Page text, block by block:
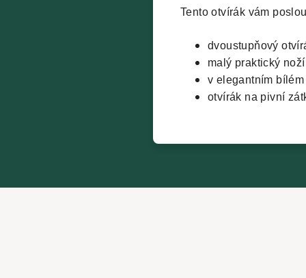
Tento otvírák vám
dvoustupňový
malý praktický
v elegantním
otvírák na pivní